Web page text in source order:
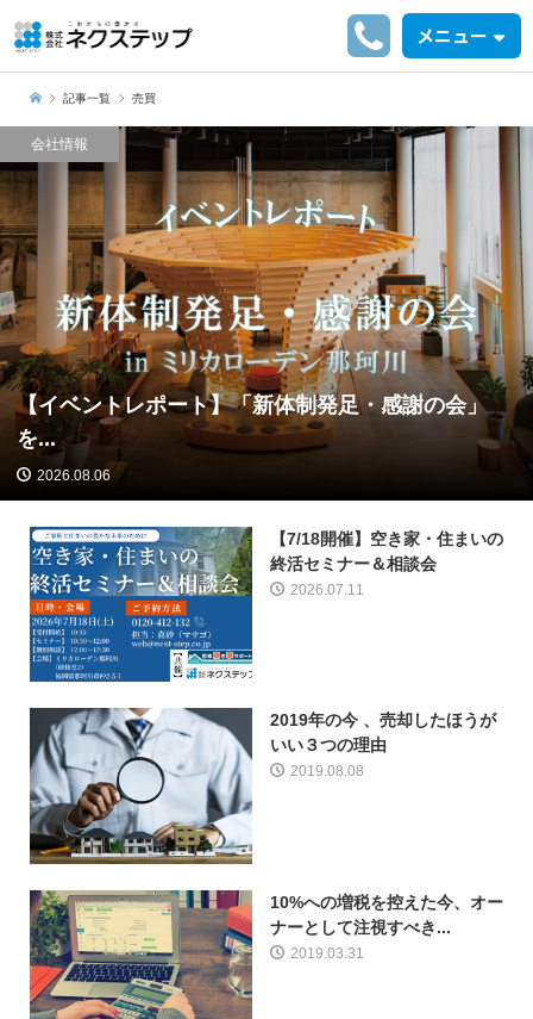
メニュー
記事一覧 売買
会社情報
【イベントレポート】「新体制発足・感謝の会」
を...
2026.08.06
【7/18開催】空き家・住まいの
終活セミナー＆相談会
2026.07.11
2019年の今 、売却したほうが
いい３つの理由
2019.08.08
10%への増税を控えた今、オー
ナーとして注視すべき...
2019.03.31